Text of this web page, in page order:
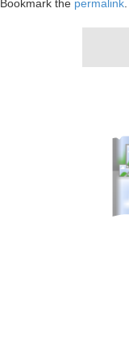
Bookmark the permalink